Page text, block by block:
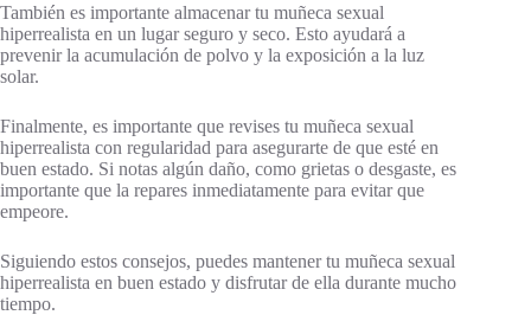
También es importante almacenar tu muñeca sexual
hiperrealista en un lugar seguro y seco. Esto ayudará a
prevenir la acumulación de polvo y la exposición a la luz
solar.
Finalmente, es importante que revises tu muñeca sexual
hiperrealista con regularidad para asegurarte de que esté en
buen estado. Si notas algún daño, como grietas o desgaste, es
importante que la repares inmediatamente para evitar que
empeore.
Siguiendo estos consejos, puedes mantener tu muñeca sexual
hiperrealista en buen estado y disfrutar de ella durante mucho
tiempo.